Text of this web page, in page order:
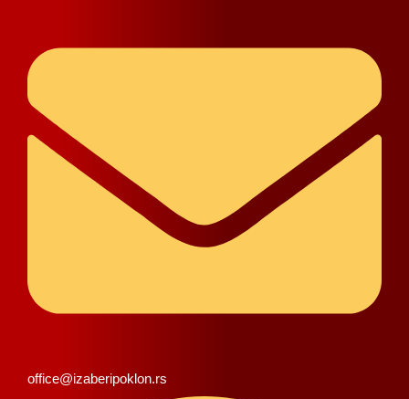
office@izaberipoklon.rs